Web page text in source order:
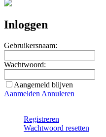
Inloggen
Gebruikersnaam:
Wachtwoord:
Aangemeld blijven
Aanmelden Annuleren
Registreren
Wachtwoord resetten